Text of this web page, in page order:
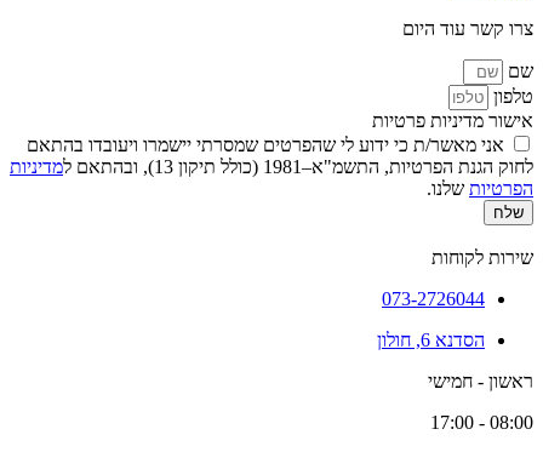
צרו קשר עוד היום
שם
טלפון
אישור מדיניות פרטיות
אני מאשר/ת כי ידוע לי שהפרטים שמסרתי יישמרו ויעובדו בהתאם
לחוק הגנת הפרטיות, התשמ"א–1981 (כולל תיקון 13), ובהתאם ל
מדיניות
הפרטיות שלנו.
שלח
שירות לקוחות
073-2726044
הסדנא 6, חולון
ראשון - חמישי
08:00 - 17:00